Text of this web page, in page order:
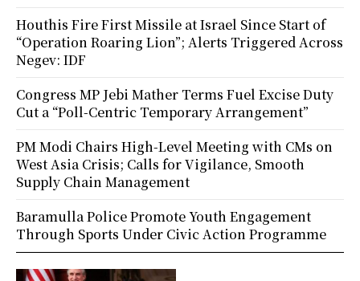
Houthis Fire First Missile at Israel Since Start of
“Operation Roaring Lion”; Alerts Triggered Across
Negev: IDF
Congress MP Jebi Mather Terms Fuel Excise Duty
Cut a “Poll-Centric Temporary Arrangement”
PM Modi Chairs High-Level Meeting with CMs on
West Asia Crisis; Calls for Vigilance, Smooth
Supply Chain Management
Baramulla Police Promote Youth Engagement
Through Sports Under Civic Action Programme